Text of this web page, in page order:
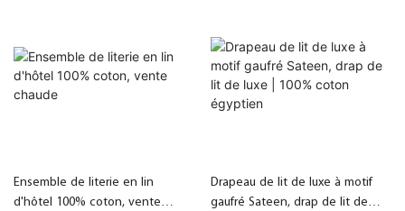
Ensemble de literie en lin
d'hôtel 100% coton, vente
Drapeau de lit de luxe à motif
gaufré Sateen, drap de lit de